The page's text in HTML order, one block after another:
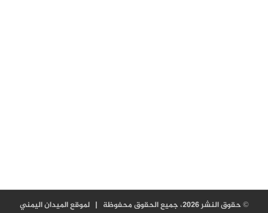
© حقوق النشر 2026، جميع الحقوق محفوظة | لموقع الميدان اليمني